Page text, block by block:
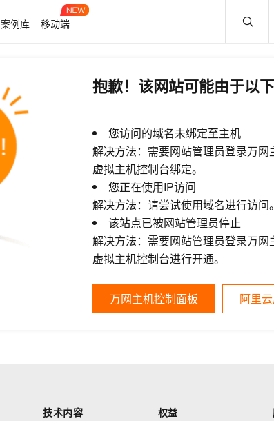
案例库 移动端
抱歉！该网站可能由于以
您访问的域名未绑定至主机
解决方法：需要网站管理员登录万
虚拟主机控制台绑定。
您正在使用IP访问
解决方法：请尝试使用域名进行访问。
该站点已被网站管理员停止
解决方法：需要网站管理员登录万
虚拟主机控制台进行开通。
万网主机控制面板 阿里